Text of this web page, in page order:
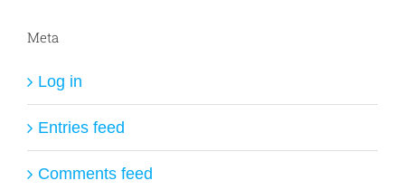
Meta
Log in
Entries feed
Comments feed